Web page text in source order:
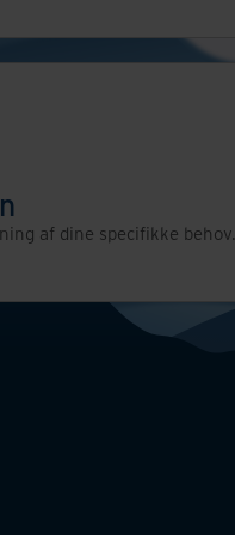
af dine specifikke behov.